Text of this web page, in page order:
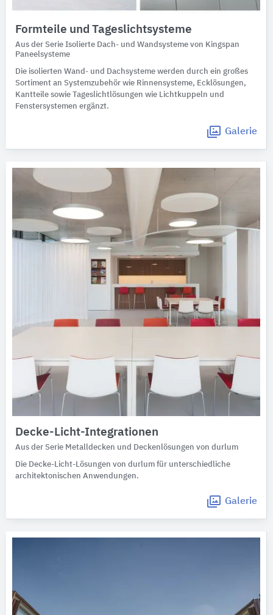
Formteile und Tageslichtsysteme
Aus der Serie Isolierte Dach- und Wandsysteme von Kingspan
Paneelsysteme
Die isolierten Wand- und Dachsysteme werden durch ein großes
Sortiment an Systemzubehör wie Rinnensysteme, Ecklösungen,
Kantteile sowie Tageslichtlösungen wie Lichtkuppeln und
Fenstersystemen ergänzt.
Galerie
Decke-Licht-Integrationen
Aus der Serie Metalldecken und Deckenlösungen von durlum
Die Decke-Licht-Lösungen von durlum für unterschiedliche
architektonischen Anwendungen.
Galerie